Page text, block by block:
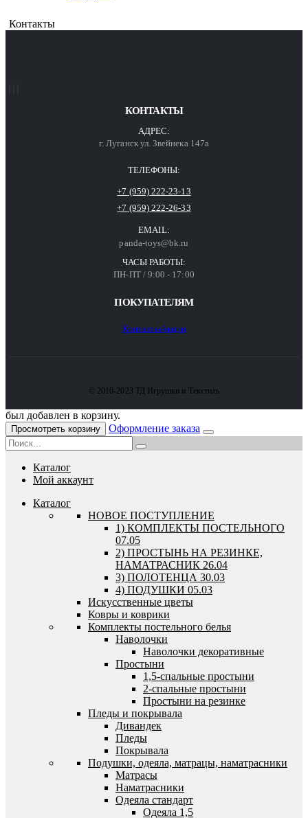
Контакты
КОНТАКТЫ
АДРЕС:
г. Луганск ул. Звейнека 147а
ТЕЛЕФОНЫ:
+7 (959) 222-23-13
+7 (959) 222-26-33
EMAIL:
panda-toys@bk.ru
ЧАСЫ РАБОТЫ:
ПН-ПТ / 9:00 - 17:00
ПОКУПАТЕЛЯМ
КонтактыАкции
© 2010-2023 ТД Игрушки и Текстиль
был добавлен в корзину.
Просмотреть корзину Оформление заказа
Каталог
Мой аккаунт
Каталог
HОВОЕ ПОСТУПЛЕНИЕ
1) КОМПЛЕКТЫ ПОСТЕЛЬНОГО
07.05
2) ПРОСТЫНЬ НА РЕЗИНКЕ,
НАМАТРАСНИК 26.04
3) ПОЛОТЕНЦА 30.03
4) ПОДУШКИ 05.03
Искусственные цветы
Ковры и коврики
Комплекты постельного белья
Наволочки
Наволочки декоративные
Простыни
1,5-спальные простыни
2-спальные простыни
Простыни на резинке
Пледы и покрывала
Дивандек
Пледы
Покрывала
Подушки, одеяла, матрацы, наматрасники
Матрасы
Наматрасники
Одеяла стандарт
Одеяла 1,5